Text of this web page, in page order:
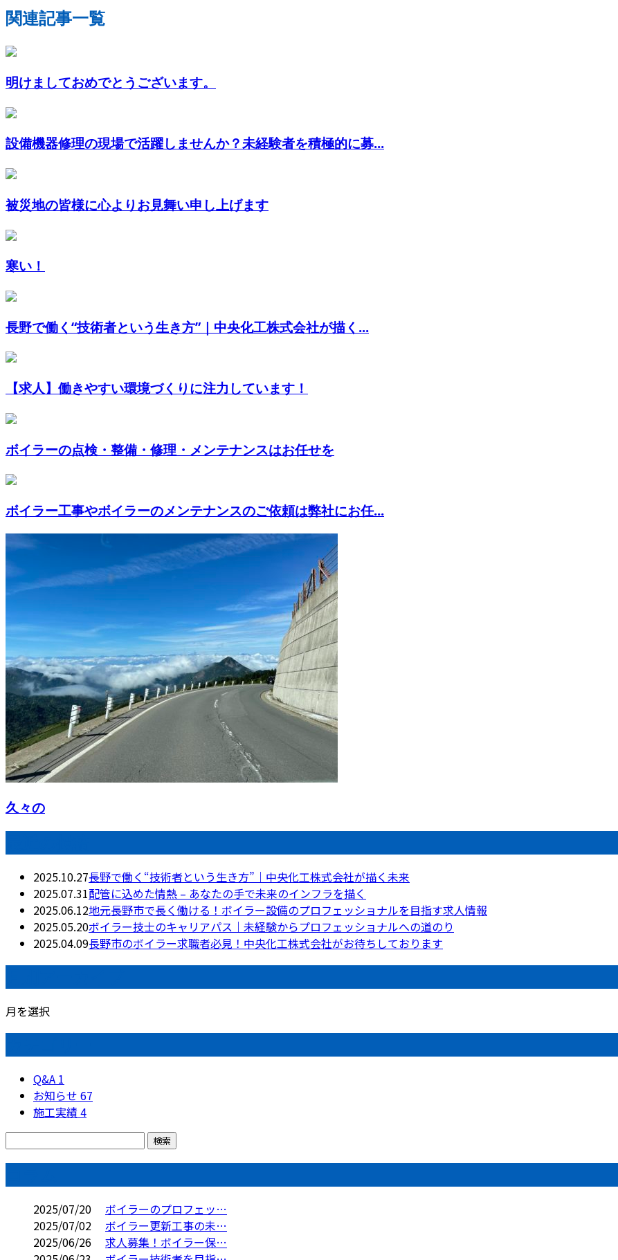
関連記事一覧
明けましておめでとうございます。
設備機器修理の現場で活躍しませんか？未経験者を積極的に募...
被災地の皆様に心よりお見舞い申し上げます
寒い！
長野で働く“技術者という生き方”｜中央化工株式会社が描く...
【求人】働きやすい環境づくりに注力しています！
ボイラーの点検・整備・修理・メンテナンスはお任せを
ボイラー工事やボイラーのメンテナンスのご依頼は弊社にお任...
久々の
2025.10.27長野で働く“技術者という生き方”｜中央化工株式会社が描く未来
2025.07.31配管に込めた情熱 – あなたの手で未来のインフラを描く
2025.06.12地元長野市で長く働ける！ボイラー設備のプロフェッショナルを目指す求人情報
2025.05.20ボイラー技士のキャリアパス｜未経験からプロフェッショナルへの道のり
2025.04.09長野市のボイラー求職者必見！中央化工株式会社がお待ちしております
月を選択
Q&A 1
お知らせ 67
施工実績4
2025/07/20
ボイラーのプロフェッ…
2025/07/02
ボイラー更新工事の未…
2025/06/26
求人募集！ボイラー保…